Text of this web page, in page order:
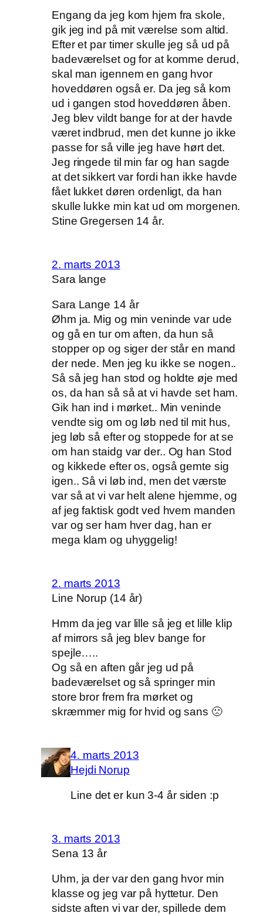
Engang da jeg kom hjem fra skole,
gik jeg ind på mit værelse som altid.
Efter et par timer skulle jeg så ud på
badeværelset og for at komme derud,
skal man igennem en gang hvor
hoveddøren også er. Da jeg så kom
ud i gangen stod hoveddøren åben.
Jeg blev vildt bange for at der havde
været indbrud, men det kunne jo ikke
passe for så ville jeg have hørt det.
Jeg ringede til min far og han sagde
at det sikkert var fordi han ikke havde
fået lukket døren ordenligt, da han
skulle lukke min kat ud om morgenen.
Stine Gregersen 14 år.
2. marts 2013
Sara lange
Sara Lange 14 år
Øhm ja. Mig og min veninde var ude
og gå en tur om aften, da hun så
stopper op og siger der står en mand
der nede. Men jeg ku ikke se nogen..
Så så jeg han stod og holdte øje med
os, da han så så at vi havde set ham.
Gik han ind i mørket.. Min veninde
vendte sig om og løb ned til mit hus,
jeg løb så efter og stoppede for at se
om han staidg var der.. Og han Stod
og kikkede efter os, også gemte sig
igen.. Så vi løb ind, men det værste
var så at vi var helt alene hjemme, og
af jeg faktisk godt ved hvem manden
var og ser ham hver dag, han er
mega klam og uhyggelig!
2. marts 2013
Line Norup (14 år)
Hmm da jeg var lille så jeg et lille klip
af mirrors så jeg blev bange for
spejle…..
Og så en aften går jeg ud på
badeværelset og så springer min
store bror frem fra mørket og
skræmmer mig for hvid og sans 🙁
4. marts 2013
Hejdi Norup
Line det er kun 3-4 år siden :p
3. marts 2013
Sena 13 år
Uhm, ja der var den gang hvor min
klasse og jeg var på hyttetur. Den
sidste aften vi var der, spillede dem